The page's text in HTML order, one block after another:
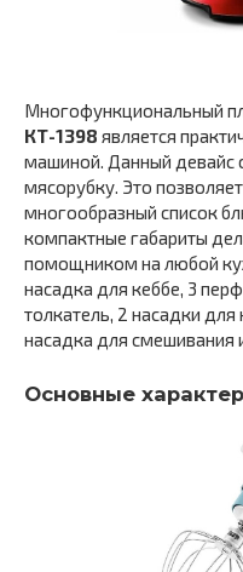
Многофункциональный
КТ-1398 является
машиной. Данный девайс
мясорубку. Это
многообразный список
компактные габариты
помощником на любой
насадка для кеббе, 3
толкатель, 2 насадки для
насадка для смешивания
Основные